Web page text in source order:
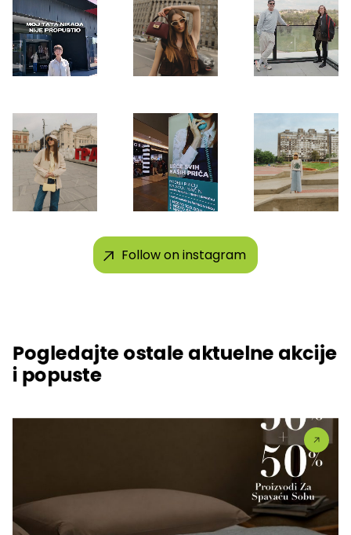
Follow on instagram
Pogledajte ostale aktuelne akcije
i popuste